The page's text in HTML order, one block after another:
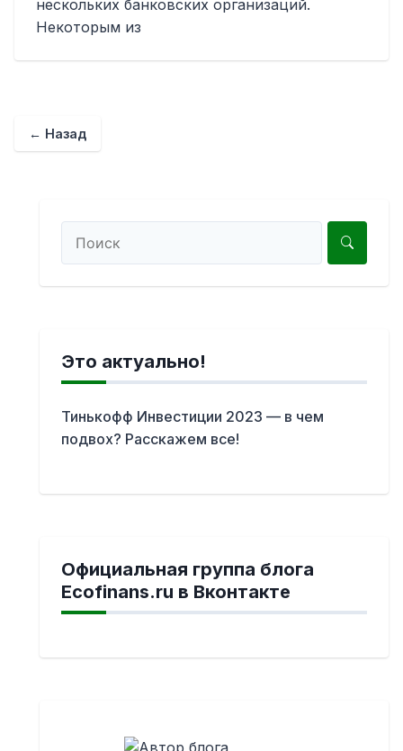
нескольких банковских организаций.
Некоторым из
← Назад
Это актуально!
Тинькофф Инвестиции 2023 — в чем
подвох? Расскажем все!
Официальная группа блога
Ecofinans.ru в Вконтакте